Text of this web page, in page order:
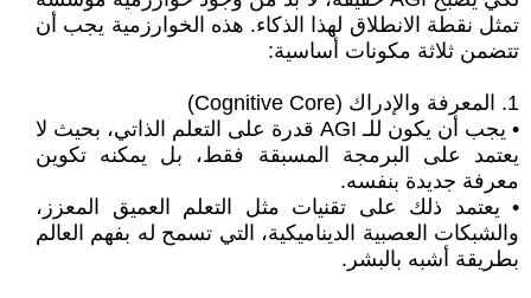
تمثل نقطة الانطلاق لهذا الذكاء. هذه الخوارزمية يجب أن
تتضمن ثلاثة مكونات أساسية:
1. المعرفة والإدراك (Cognitive Core)
• يجب أن يكون للـ AGI قدرة على التعلم الذاتي، بحيث لا
يعتمد على البرمجة المسبقة فقط، بل يمكنه تكوين
معرفة جديدة بنفسه.
• يعتمد ذلك على تقنيات مثل التعلم العميق المعزز،
والشبكات العصبية الديناميكية، التي تسمح له بفهم العالم
بطريقة أشبه بالبشر.